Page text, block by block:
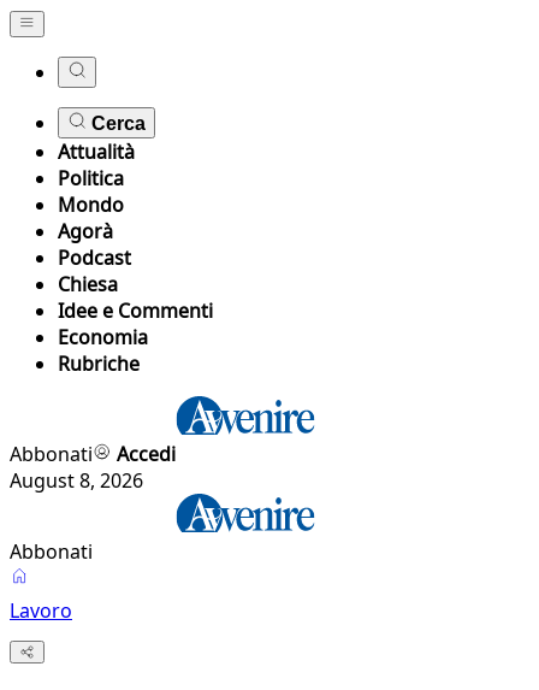
Cerca
Attualità
Politica
Mondo
Agorà
Podcast
Chiesa
Idee e Commenti
Economia
Rubriche
Abbonati
Accedi
August 8, 2026
Abbonati
Lavoro